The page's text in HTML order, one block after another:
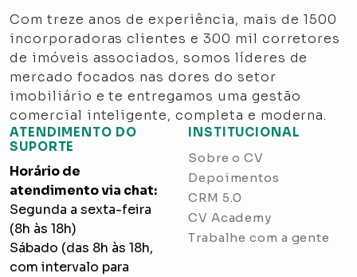
Com treze anos de experiência, mais de 1500
incorporadoras clientes e 300 mil corretores
de imóveis associados, somos líderes de
mercado focados nas dores do setor
imobiliário e te entregamos uma gestão
comercial inteligente, completa e moderna.
INSTITUCIONAL
Sobre o CV
Depoimentos
CRM 5.0
CV Academy
Trabalhe com a gente
ATENDIMENTO DO
SUPORTE
Horário de
atendimento via chat:
Segunda a sexta-feira
(8h às 18h)
Sábado (das 8h às 18h,
com intervalo para